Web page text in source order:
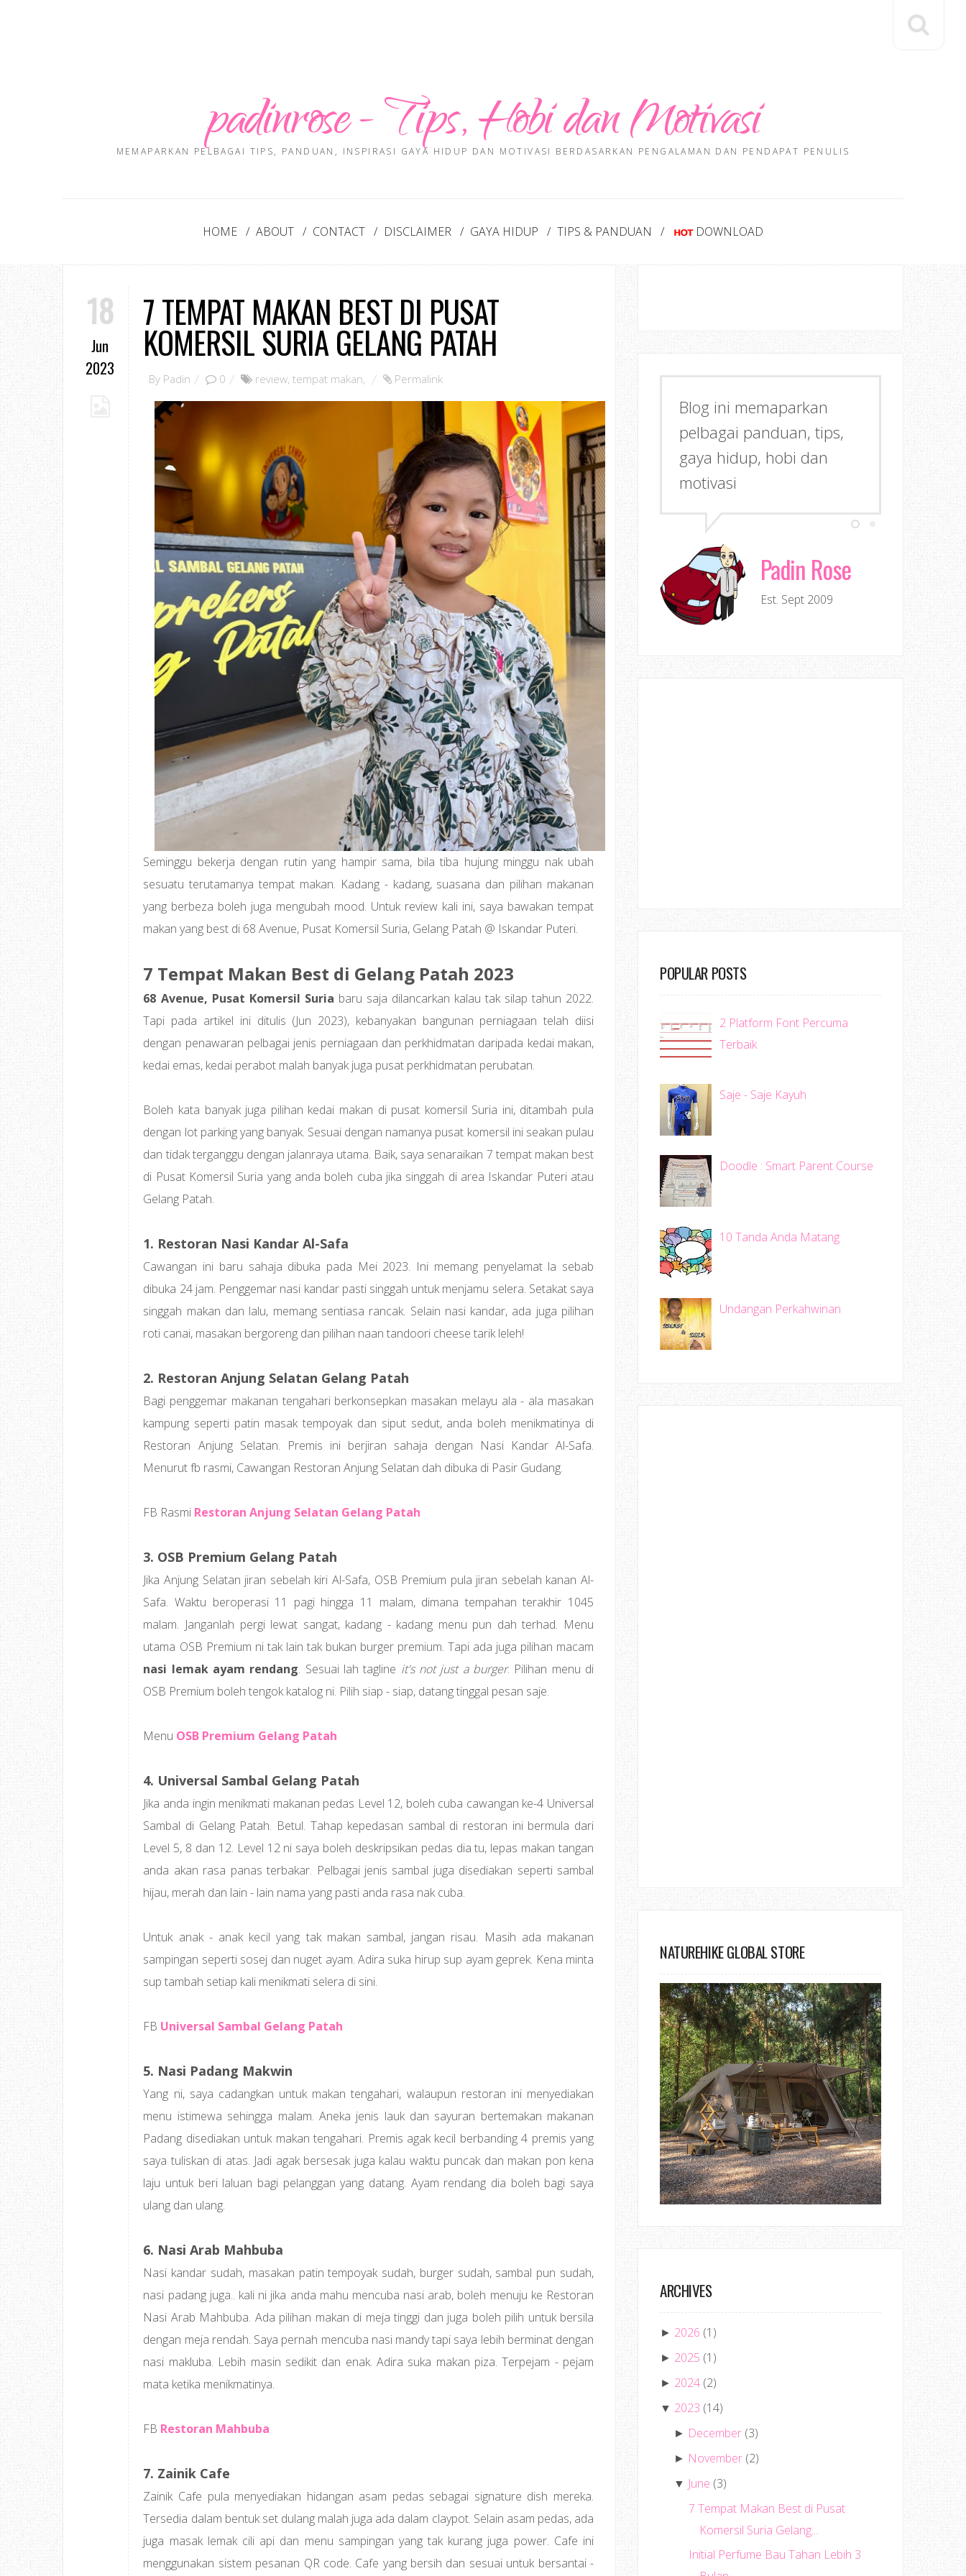
padinrose - Tips, Hobi dan Motivasi
MEMAPARKAN PELBAGAI TIPS, PANDUAN, INSPIRASI GAYA HIDUP DAN MOTIVASI BERDASARKAN PENGALAMAN DAN PENDAPAT PENULIS
HOME ABOUT CONTACT DISCLAIMER GAYA HIDUP TIPS & PANDUAN DOWNLOAD
18
Jun
2023
7 TEMPAT MAKAN BEST DI PUSAT
KOMERSIL SURIA GELANG PATAH
By Padin 0 review,tempat makan, Permalink
Seminggu bekerja dengan rutin yang hampir sama, bila tiba hujung minggu nak ubah
sesuatu terutamanya tempat makan. Kadang - kadang, suasana dan pilihan makanan
yang berbeza boleh juga mengubah mood. Untuk review kali ini, saya bawakan tempat
makan yang best di 68 Avenue, Pusat Komersil Suria, Gelang Patah @ Iskandar Puteri.
7 Tempat Makan Best di Gelang Patah 2023
68 Avenue, Pusat Komersil Suria baru saja dilancarkan kalau tak silap tahun 2022.
Tapi pada artikel ini ditulis (Jun 2023), kebanyakan bangunan perniagaan telah diisi
dengan penawaran pelbagai jenis perniagaan dan perkhidmatan daripada kedai makan,
kedai emas, kedai perabot malah banyak juga pusat perkhidmatan perubatan.
Boleh kata banyak juga pilihan kedai makan di pusat komersil Suria ini, ditambah pula
dengan lot parking yang banyak. Sesuai dengan namanya pusat komersil ini seakan pulau
dan tidak terganggu dengan jalanraya utama. Baik, saya senaraikan 7 tempat makan best
di Pusat Komersil Suria yang anda boleh cuba jika singgah di area Iskandar Puteri atau
Gelang Patah.
1. Restoran Nasi Kandar Al-Safa
Cawangan ini baru sahaja dibuka pada Mei 2023. Ini memang penyelamat la sebab
dibuka 24 jam. Penggemar nasi kandar pasti singgah untuk menjamu selera. Setakat saya
singgah makan dan lalu, memang sentiasa rancak. Selain nasi kandar, ada juga pilihan
roti canai, masakan bergoreng dan pilihan naan tandoori cheese tarik leleh!
2. Restoran Anjung Selatan Gelang Patah
Bagi penggemar makanan tengahari berkonsepkan masakan melayu ala - ala masakan
kampung seperti patin masak tempoyak dan siput sedut, anda boleh menikmatinya di
Restoran Anjung Selatan. Premis ini berjiran sahaja dengan Nasi Kandar Al-Safa.
Menurut fb rasmi, Cawangan Restoran Anjung Selatan dah dibuka di Pasir Gudang.
FB Rasmi Restoran Anjung Selatan Gelang Patah
3. OSB Premium Gelang Patah
Jika Anjung Selatan jiran sebelah kiri Al-Safa, OSB Premium pula jiran sebelah kanan Al-
Safa. Waktu beroperasi 11 pagi hingga 11 malam, dimana tempahan terakhir 1045
malam. Janganlah pergi lewat sangat, kadang - kadang menu pun dah terhad. Menu
utama OSB Premium ni tak lain tak bukan burger premium. Tapi ada juga pilihan macam
nasi lemak ayam rendang. Sesuai lah tagline it's not just a burger. Pilihan menu di
OSB Premium boleh tengok katalog ni. Pilih siap - siap, datang tinggal pesan saje.
Menu OSB Premium Gelang Patah
4. Universal Sambal Gelang Patah
Jika anda ingin menikmati makanan pedas Level 12, boleh cuba cawangan ke-4 Universal
Sambal di Gelang Patah. Betul. Tahap kepedasan sambal di restoran ini bermula dari
Level 5, 8 dan 12. Level 12 ni saya boleh deskripsikan pedas dia tu, lepas makan tangan
anda akan rasa panas terbakar. Pelbagai jenis sambal juga disediakan seperti sambal
hijau, merah dan lain - lain nama yang pasti anda rasa nak cuba.
Untuk anak - anak kecil yang tak makan sambal, jangan risau. Masih ada makanan
sampingan seperti sosej dan nuget ayam. Adira suka hirup sup ayam geprek. Kena minta
sup tambah setiap kali menikmati selera di sini.
FB Universal Sambal Gelang Patah
5. Nasi Padang Makwin
Yang ni, saya cadangkan untuk makan tengahari, walaupun restoran ini menyediakan
menu istimewa sehingga malam. Aneka jenis lauk dan sayuran bertemakan makanan
Padang disediakan untuk makan tengahari. Premis agak kecil berbanding 4 premis yang
saya tuliskan di atas. Jadi agak bersesak juga kalau waktu puncak dan makan pon kena
laju untuk beri laluan bagi pelanggan yang datang. Ayam rendang dia boleh bagi saya
ulang dan ulang.
6. Nasi Arab Mahbuba
Nasi kandar sudah, masakan patin tempoyak sudah, burger sudah, sambal pun sudah,
nasi padang juga.. kali ni jika anda mahu mencuba nasi arab, boleh menuju ke Restoran
Nasi Arab Mahbuba. Ada pilihan makan di meja tinggi dan juga boleh pilih untuk bersila
dengan meja rendah. Saya pernah mencuba nasi mandy tapi saya lebih berminat dengan
nasi makluba. Lebih masin sedikit dan enak. Adira suka makan piza. Terpejam - pejam
mata ketika menikmatinya.
FB Restoran Mahbuba
7. Zainik Cafe
Zainik Cafe pula menyediakan hidangan asam pedas sebagai signature dish mereka.
Tersedia dalam bentuk set dulang malah juga ada dalam claypot. Selain asam pedas, ada
juga masak lemak cili api dan menu sampingan yang tak kurang juga power. Cafe ini
menggunakan sistem pesanan QR code. Cafe yang bersih dan sesuai untuk bersantai -
Blog ini memaparkan
pelbagai panduan, tips,
gaya hidup, hobi dan
motivasi
Padin Rose
Est. Sept 2009
POPULAR POSTS
2 Platform Font Percuma
Terbaik
Saje - Saje Kayuh
Doodle : Smart Parent Course
10 Tanda Anda Matang
Undangan Perkahwinan
NATUREHIKE GLOBAL STORE
ARCHIVES
► 2026 (1)
► 2025 (1)
► 2024 (2)
▼ 2023 (14)
► December (3)
► November (2)
▼ June (3)
7 Tempat Makan Best di Pusat
Komersil Suria Gelang...
Initial Perfume Bau Tahan Lebih 3